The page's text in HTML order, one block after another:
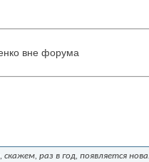
скажем, раз в год, появляется